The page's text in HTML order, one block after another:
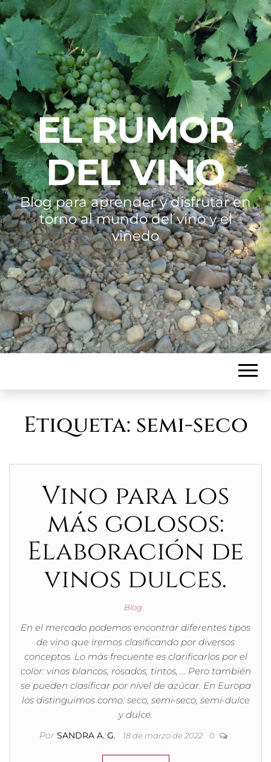
EL RUMOR
DEL VINO
Blog para aprender y disfrutar en
torno al mundo del vino y el
viñedo
Etiqueta: semi-seco
Vino para los
más golosos:
Elaboración de
vinos dulces.
Blog
En el mercado podemos encontrar diferentes tipos
de vino que iremos clasificando por diversos
conceptos. Lo más frecuente es clarificarlos por el
color: vinos blancos, rosados, tintos, … Pero también
se pueden clasificar por nivel de azúcar. En Europa
los distinguimos como: seco, semi-seco, semi-dulce
y dulce.
Por SANDRA A. G. 18 de marzo de 2022 0